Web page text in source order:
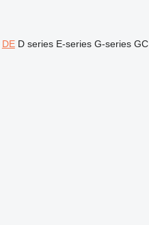
DE D series E-series G-series GC